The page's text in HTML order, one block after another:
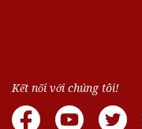
Kết nối với chúng tôi!